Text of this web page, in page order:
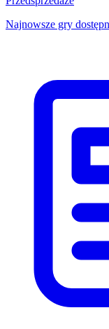
Najnowsze gry